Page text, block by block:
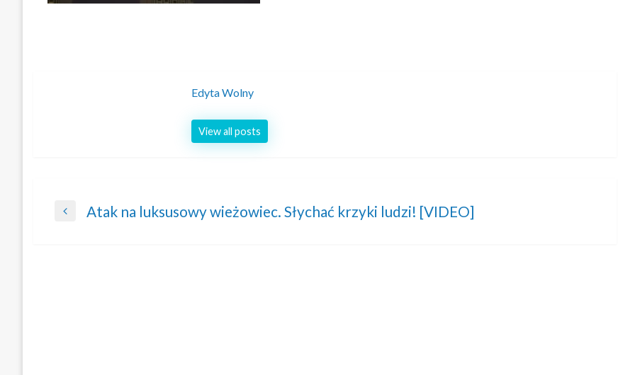
Edyta Wolny
View all posts
Nawigacja
Previous
Atak na luksusowy wieżowiec. Słychać krzyki ludzi! [VIDEO]